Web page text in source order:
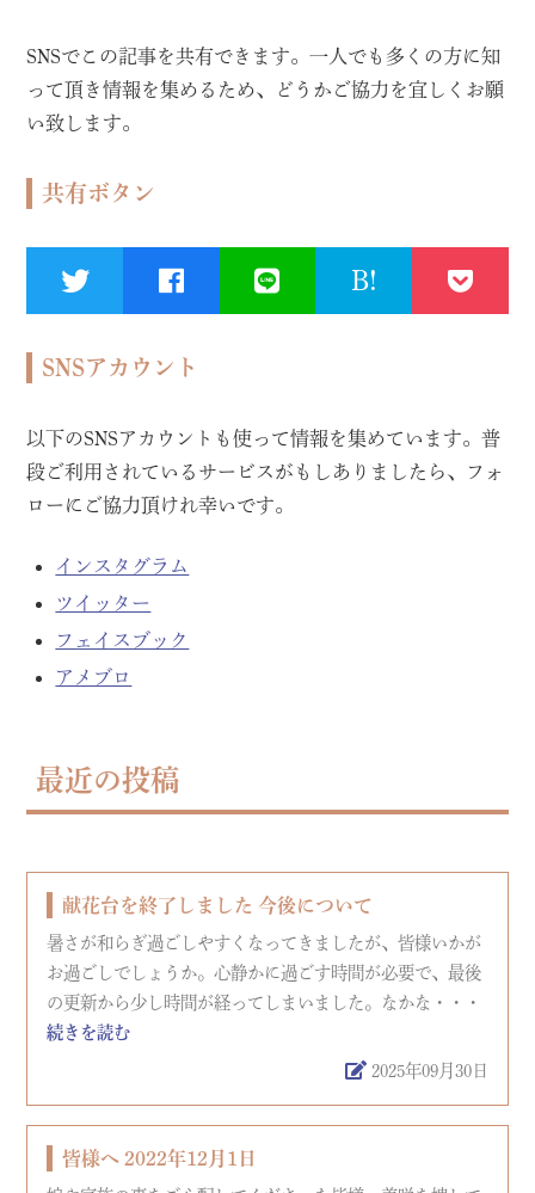
SNSでこの記事を共有できます。一人でも多くの方に知
って頂き情報を集めるため、どうかご協力を宜しくお願
い致します。
共有ボタン
B!
SNSアカウント
以下のSNSアカウントも使って情報を集めています。普
段ご利用されているサービスがもしありましたら、フォ
ローにご協力頂けれ幸いです。
インスタグラム
ツイッター
フェイスブック
アメブロ
最近の投稿
献花台を終了しました 今後について
暑さが和らぎ過ごしやすくなってきましたが、皆様いかが
お過ごしでしょうか。心静かに過ごす時間が必要で、最後
の更新から少し時間が経ってしまいました。なかな・・・
続きを読む
2025年09月30日
皆様へ 2022年12月1日